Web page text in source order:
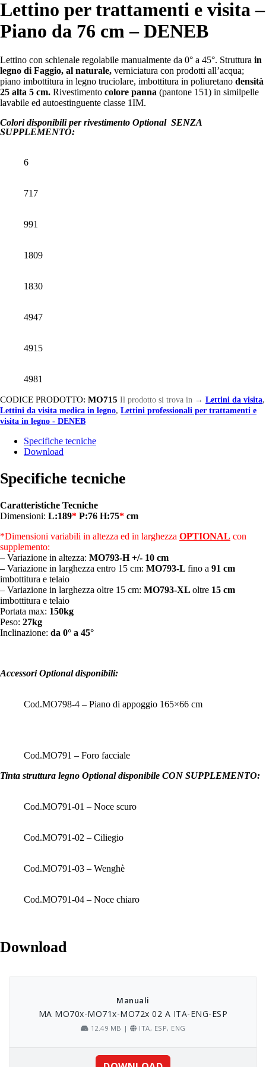
Lettino per trattamenti e visita –
Piano da 76 cm – DENEB
Lettino con schienale regolabile manualmente da 0° a 45°. Struttura in
legno di Faggio, al naturale, verniciatura con prodotti all’acqua;
piano imbottitura in legno truciolare, imbottitura in poliuretano densità
25 alta 5 cm. Rivestimento colore panna (pantone 151) in similpelle
lavabile ed autoestinguente classe 1IM.
Colori disponibili per rivestimento Optional SENZA
SUPPLEMENTO:
6
717
991
1809
1830
4947
4915
4981
CODICE PRODOTTO: MO715 Il prodotto si trova in → Lettini da visita,
Lettini da visita medica in legno, Lettini professionali per trattamenti e
visita in legno - DENEB
Specifiche tecniche
Download
Specifiche tecniche
Caratteristiche Tecniche
Dimensioni: L:189* P:76 H:75* cm
*Dimensioni variabili in altezza ed in larghezza OPTIONAL con
supplemento:
– Variazione in altezza: MO793-H+/- 10 cm
– Variazione in larghezza entro 15 cm: MO793-L fino a 91 cm
imbottitura e telaio
– Variazione in larghezza oltre 15 cm: MO793-XL oltre 15 cm
imbottitura e telaio
Portata max: 150kg
Peso: 27kg
Inclinazione: da 0° a 45°
Accessori Optional disponibili:
Cod.MO798-4 – Piano di appoggio 165×66 cm
Cod.MO791 – Foro facciale
Tinta struttura legno Optional disponibile CON SUPPLEMENTO:
Cod.MO791-01 – Noce scuro
Cod.MO791-02 – Ciliegio
Cod.MO791-03 – Wenghè
Cod.MO791-04 – Noce chiaro
Download